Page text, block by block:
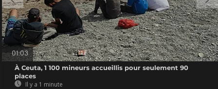
01:03
À Ceuta, 1 100 mineurs accueillis pour seulement 90
places
Il y a 1 minute